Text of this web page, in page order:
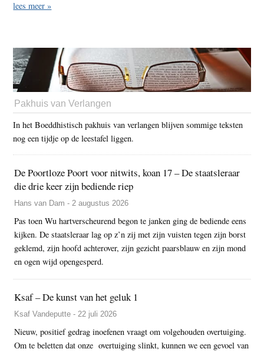
lees meer »
Pakhuis van Verlangen
In het Boeddhistisch pakhuis van verlangen blijven sommige teksten
nog een tijdje op de leestafel liggen.
De Poortloze Poort voor nitwits, koan 17 – De staatsleraar
die drie keer zijn bediende riep
Hans van Dam - 2 augustus 2026
Pas toen Wu hartverscheurend begon te janken ging de bediende eens
kijken. De staatsleraar lag op z’n zij met zijn vuisten tegen zijn borst
geklemd, zijn hoofd achterover, zijn gezicht paarsblauw en zijn mond
en ogen wijd opengesperd.
Ksaf – De kunst van het geluk 1
Ksaf Vandeputte - 22 juli 2026
Nieuw, positief gedrag inoefenen vraagt om volgehouden overtuiging.
Om te beletten dat onze overtuiging slinkt, kunnen we een gevoel van